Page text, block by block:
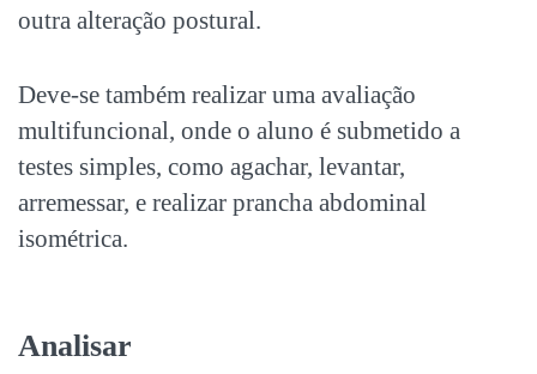
outra alteração postural.
Deve-se também realizar uma avaliação
multifuncional, onde o aluno é submetido a
testes simples, como agachar, levantar,
arremessar, e realizar prancha abdominal
isométrica.
Analisar